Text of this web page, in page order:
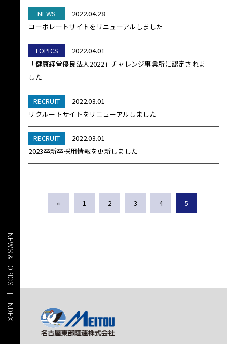
NEWS
2022.04.28
コーポレートサイトをリニューアルしました
TOPICS
2022.04.01
「健康経営優良法人2022」チャレンジ事業所に認定されま
した
RECRUIT
2022.03.01
リクルートサイトをリニューアルしました
RECRUIT
2022.03.01
2023卒新卒採用情報を更新しました
« 1 2 3 4 5
NEWS & TOPICS | INDEX